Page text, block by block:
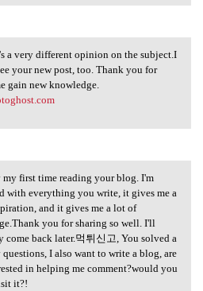
a very different
a very different opinion on the subject.I
your new post, too. Thank you for
gain new knowledge.
my first time
my first time reading your blog. I'm
with everything you write, it gives me a
and it gives me a lot of
you for sharing so well. I'll
come back later.먹튀신고, You solved a
I also want to write a blog, are
in helping me comment?would you
it?!